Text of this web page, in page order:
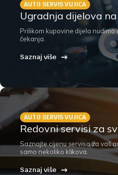
AUTO SERVIS VUJICA
Ugradnja dijelova
Prilikom kupovine dijela nudimo
čekanja.
Saznaj više
AUTO SERVIS VUJICA
Redovni servisi za
Saznajte cijenu servisa za vaš
samo nekoliko klikova.
Saznaj više